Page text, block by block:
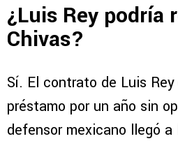
¿Luis Rey podría
Chivas?
Sí. El contrato de Luis
préstamo por un año sin
defensor mexicano llegó a